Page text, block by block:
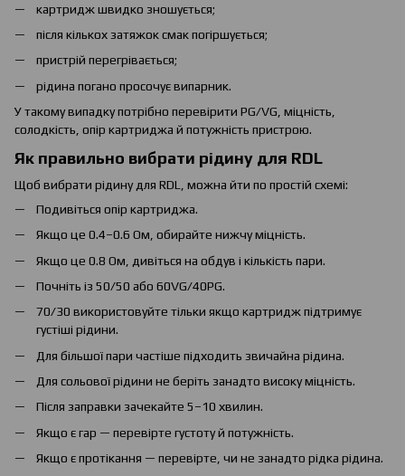
картридж швидко зношується;
після кількох затяжок смак погіршується;
пристрій перегрівається;
рідина погано просочує випарник.
У такому випадку потрібно перевірити PG/VG, міцність,
солодкість, опір картриджа й потужність пристрою.
Як правильно вибрати рідину для RDL
Щоб вибрати рідину для RDL, можна йти по простій схемі:
Подивіться опір картриджа.
Якщо це 0.4–0.6 Ом, обирайте нижчу міцність.
Якщо це 0.8 Ом, дивіться на обдув і кількість пари.
Почніть із 50/50 або 60VG/40PG.
70/30 використовуйте тільки якщо картридж підтримує
густіші рідини.
Для більшої пари частіше підходить звичайна рідина.
Для сольової рідини не беріть занадто високу міцність.
Після заправки зачекайте 5–10 хвилин.
Якщо є гар — перевірте густоту й потужність.
Якщо є протікання — перевірте, чи не занадто рідка рідина.